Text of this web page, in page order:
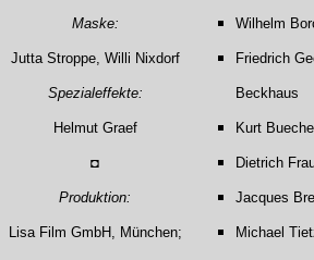
Maske:
Jutta Stroppe, Willi Nixdorf
Spezialeffekte:
Helmut Graef
◘
Produktion:
Lisa Film GmbH, München;
Wilhelm
Friedrich
Beckhaus
Kurt
Dietrich
Jacques
Michael